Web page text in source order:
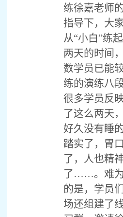
练徐嘉老师
指导下，大
从“小白”练
两天的时间
数学员已能
练的演练八段
很多学员反
了这么两天
好久没有睡
踏实了，胃
了，人也精
了……。难
的是，学员
场还组建了